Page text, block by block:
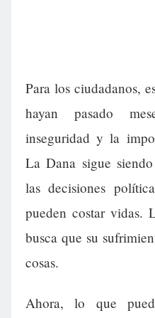
Para los ciudadanos,
hayan pasado
inseguridad y la
La Dana sigue
las decisiones
pueden costar vidas.
busca que su
cosas.
Ahora, lo que